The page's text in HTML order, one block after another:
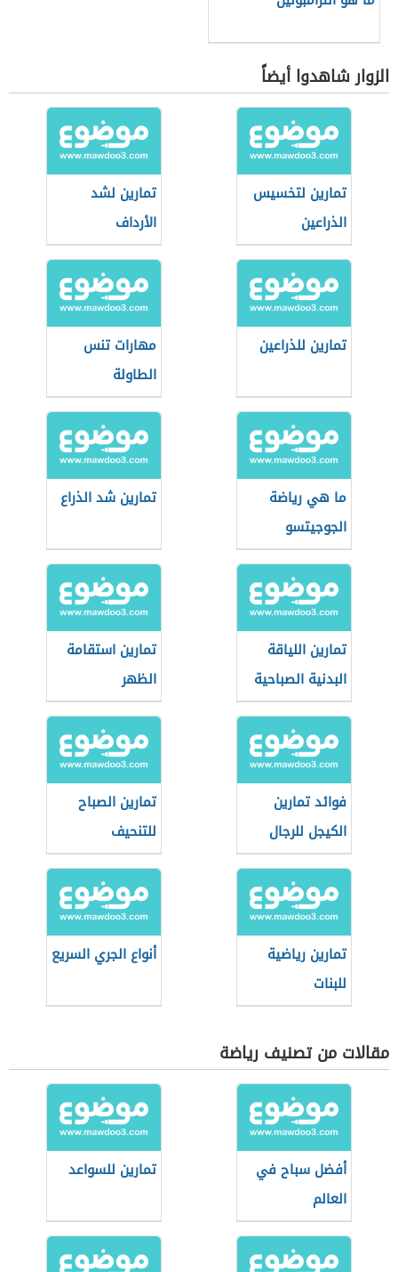
الزوار شاهدوا أيضاً
تمارين لتخسيس
الذراعين
تمارين لشد
الأرداف
تمارين للذراعين
مهارات تنس
الطاولة
ما هي رياضة
الجوجيتسو
تمارين شد الذراع
تمارين اللياقة
البدنية الصباحية
تمارين استقامة
الظهر
فوائد تمارين
الكيجل للرجال
تمارين الصباح
للتنحيف
تمارين رياضية
للبنات
أنواع الجري السريع
مقالات من تصنيف رياضة
أفضل سباح في
العالم
تمارين للسواعد